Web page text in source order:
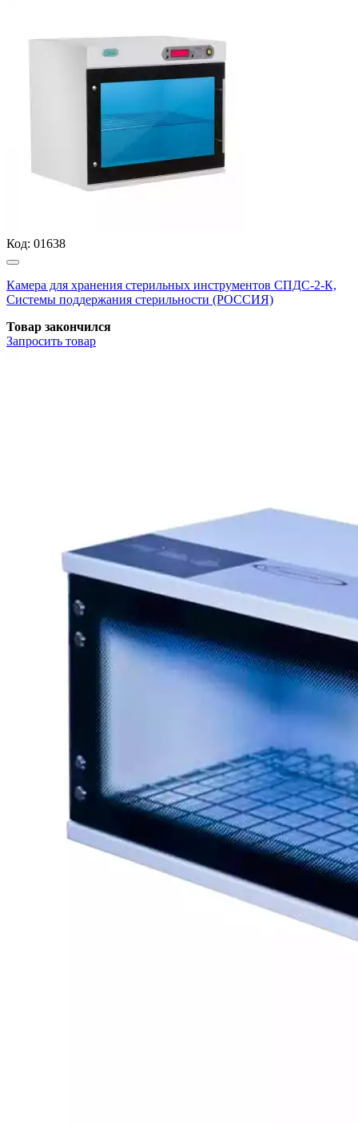
Код: 01638
Камера для хранения стерильных инструментов СПДС-2-К,
Системы поддержания стерильности (РОССИЯ)
Товар закончился
Запросить товар